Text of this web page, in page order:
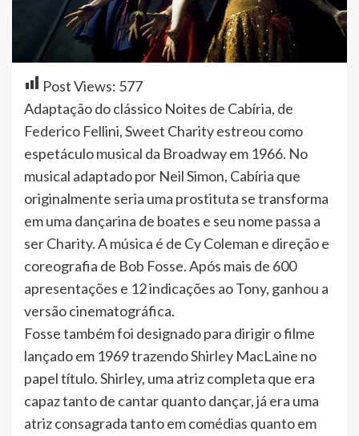
Post Views: 577
Adaptação do clássico Noites de Cabíria, de
Federico Fellini, Sweet Charity estreou como
espetáculo musical da Broadway em 1966. No
musical adaptado por Neil Simon, Cabíria que
originalmente seria uma prostituta se transforma
em uma dançarina de boates e seu nome passa a
ser Charity. A música é de Cy Coleman e direção e
coreografia de Bob Fosse. Após mais de 600
apresentações e 12 indicações ao Tony, ganhou a
versão cinematográfica.
Fosse também foi designado para dirigir o filme
lançado em 1969 trazendo Shirley MacLaine no
papel título. Shirley, uma atriz completa que era
capaz tanto de cantar quanto dançar, já era uma
atriz consagrada tanto em comédias quanto em